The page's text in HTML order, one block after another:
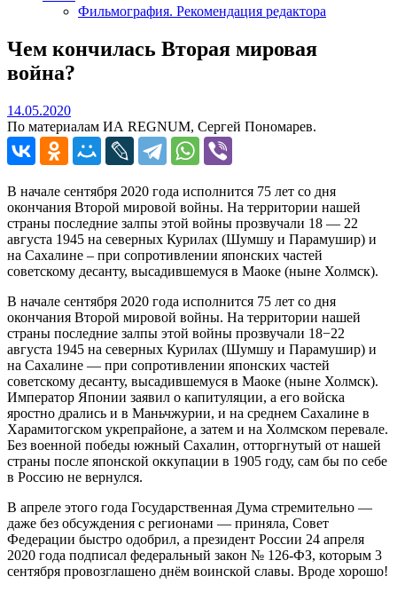
Фильмография. Рекомендация редактора
Чем кончилась Вторая мировая
война?
14.05.202014.05.2020
По материалам ИА REGNUM, Сергей Пономарев.
В начале сентября 2020 года исполнится 75 лет со дня
окончания Второй мировой войны. На территории нашей
страны последние залпы этой войны прозвучали 18 — 22
августа 1945 на северных Курилах (Шумшу и Парамушир) и
на Сахалине – при сопротивлении японских частей
советскому десанту, высадившемуся в Маоке (ныне Холмск).
В начале сентября 2020 года исполнится 75 лет со дня
окончания Второй мировой войны. На территории нашей
страны последние залпы этой войны прозвучали 18−22
августа 1945 на северных Курилах (Шумшу и Парамушир) и
на Сахалине — при сопротивлении японских частей
советскому десанту, высадившемуся в Маоке (ныне Холмск).
Император Японии заявил о капитуляции, а его войска
яростно дрались и в Маньчжурии, и на среднем Сахалине в
Харамитогском укрепрайоне, а затем и на Холмском перевале.
Без военной победы южный Сахалин, отторгнутый от нашей
страны после японской оккупации в 1905 году, сам бы по себе
в Россию не вернулся.
В апреле этого года Государственная Дума стремительно —
даже без обсуждения с регионами — приняла, Совет
Федерации быстро одобрил, а президент России 24 апреля
2020 года подписал федеральный закон № 126-ФЗ, которым 3
сентября провозглашено днём воинской славы. Вроде хорошо!